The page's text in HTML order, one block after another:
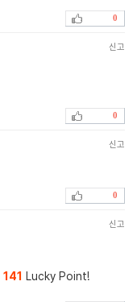
0
신고
0
신고
0
신고
141 Lucky Point!